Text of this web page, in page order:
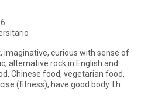
imaginative, curious with sense of
alternative rock in English and
Chinese food, vegetarian food,
(fitness), have good body. I h